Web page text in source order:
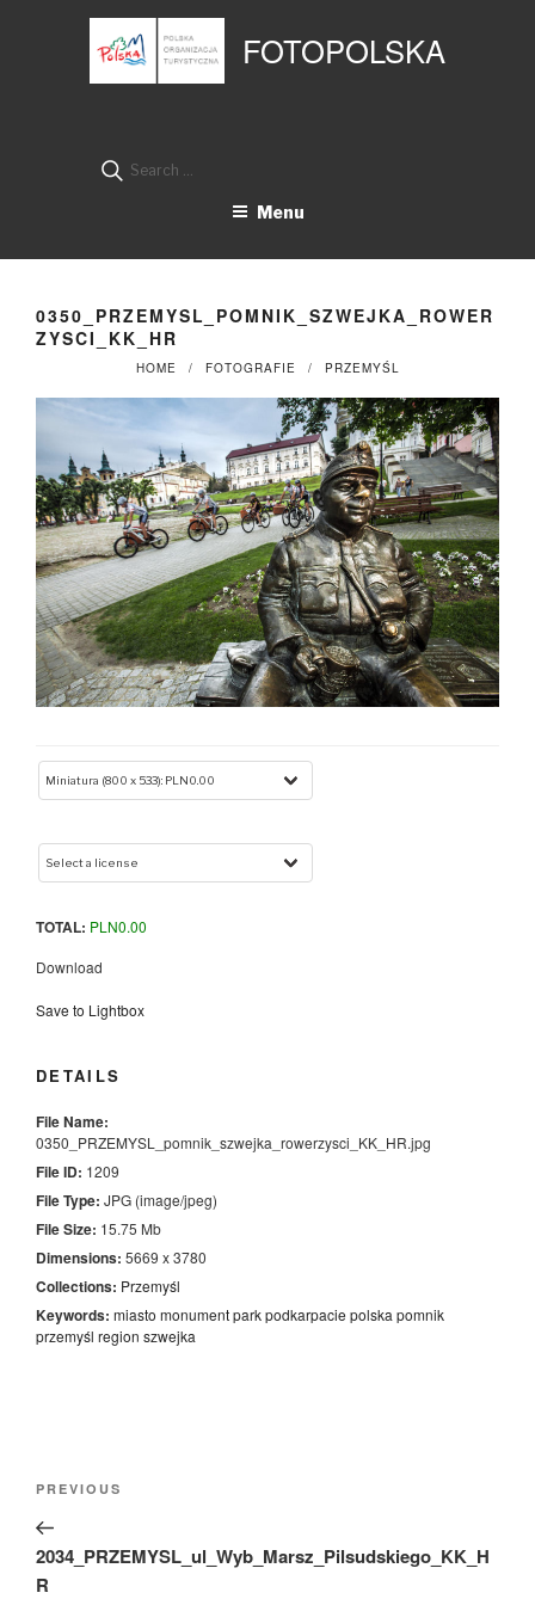
FOTOPOLSKA
Search
Menu
0350_PRZEMYSL_POMNIK_SZWEJKA_ROWER
ZYSCI_KK_HR
HOME FOTOGRAFIE PRZEMYŚL
TOTAL: PLN0.00
Download
Save to Lightbox
DETAILS
File Name:
0350_PRZEMYSL_pomnik_szwejka_rowerzysci_KK_HR.jpg
File ID: 1209
File Type: JPG (image/jpeg)
File Size: 15.75 Mb
Dimensions: 5669 x 3780
Collections: Przemyśl
Keywords: miasto monumentparkpodkarpacie polska pomnik
przemyśl region szwejka
Previous
Post
PREVIOUS
2034_PRZEMYSL_ul_Wyb_Marsz_Pilsudskiego_KK_H
R
Panel zarządzania plikami cookies